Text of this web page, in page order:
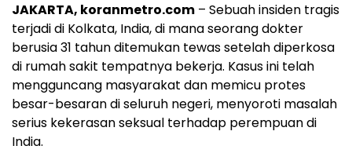
JAKARTA, koranmetro.com – Sebuah insiden tragis
terjadi di Kolkata, India, di mana seorang dokter
berusia 31 tahun ditemukan tewas setelah diperkosa
di rumah sakit tempatnya bekerja. Kasus ini telah
mengguncang masyarakat dan memicu protes
besar-besaran di seluruh negeri, menyoroti masalah
serius kekerasan seksual terhadap perempuan di
India.